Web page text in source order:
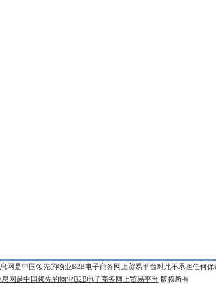
网是中国领先的物业B2B电子商务网上贸易平台对此不承担任何保
息网是中国领先的物业B2B电子商务网上贸易平台 版权所有